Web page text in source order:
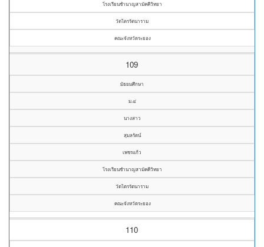
โรงเรียนชำนาญสามัคคีวิทยา
วัดไตรรัตนาราม
คณะจังหวัดระยอง
109
มัธยมศึกษา
ม.๔
นางสาว
สุมลรัตน์
เพชรแก้ว
โรงเรียนชำนาญสามัคคีวิทยา
วัดไตรรัตนาราม
คณะจังหวัดระยอง
110